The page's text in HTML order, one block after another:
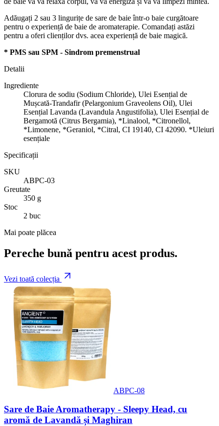
Adăugați 2 sau 3 lingurițe de sare de baie într-o baie curgătoare
pentru o experiență de baie de aromaterapie. Comandați astăzi
pentru a oferi clienților dvs. acea experiență de baie magică.
* PMS sau SPM - Sindrom premenstrual
Detalii
Ingrediente
Clorura de sodiu (Sodium Chloride), Ulei Esențial de
Mușcată-Trandafir (Pelargonium Graveolens Oil), Ulei
Esențial Lavanda (Lavandula Angustifolia), Ulei Esențial de
Bergamotă (Citrus Bergamia), *Linalool, *Citronellol,
*Limonene, *Geraniol, *Citral, CI 19140, CI 42090. *Uleiuri
esențiale
Specificații
SKU
ABPC-03
Greutate
350 g
Stoc
2 buc
Mai poate plăcea
Pereche bună pentru acest produs.
Vezi toată colecția
ABPC-08
Sare de Baie Aromatherapy - Sleepy Head, cu
aromă de Lavandă și Maghiran